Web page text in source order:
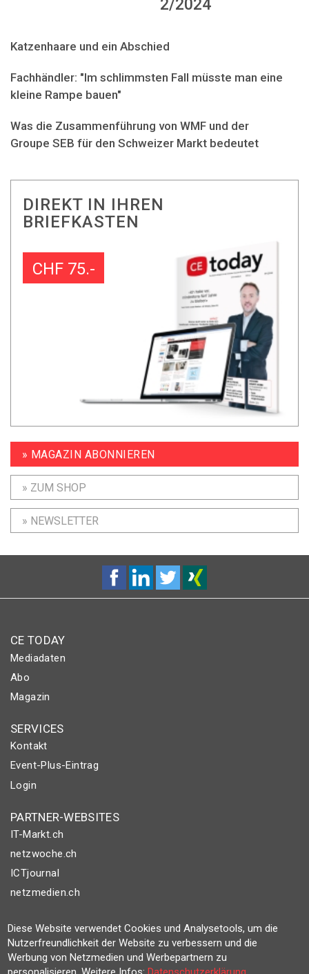
2/2024
Katzenhaare und ein Abschied
Fachhändler: "Im schlimmsten Fall müsste man eine
kleine Rampe bauen"
Was die Zusammenführung von WMF und der
Groupe SEB für den Schweizer Markt bedeutet
DIREKT IN IHREN
BRIEFKASTEN
CHF 75.-
» MAGAZIN ABONNIEREN
» ZUM SHOP
» NEWSLETTER
CE TODAY
Mediadaten
Abo
Magazin
SERVICES
Kontakt
Event-Plus-Eintrag
Login
PARTNER-WEBSITES
IT-Markt.ch
netzwoche.ch
ICTjournal
netzmedien.ch
© NETZMEDIEN AG 2026
Impressum
AGB
Diese Website verwendet Cookies und Analysetools, um die
Nutzerfreundlichkeit der Website zu verbessern und die
Werbung von Netzmedien und Werbepartnern zu